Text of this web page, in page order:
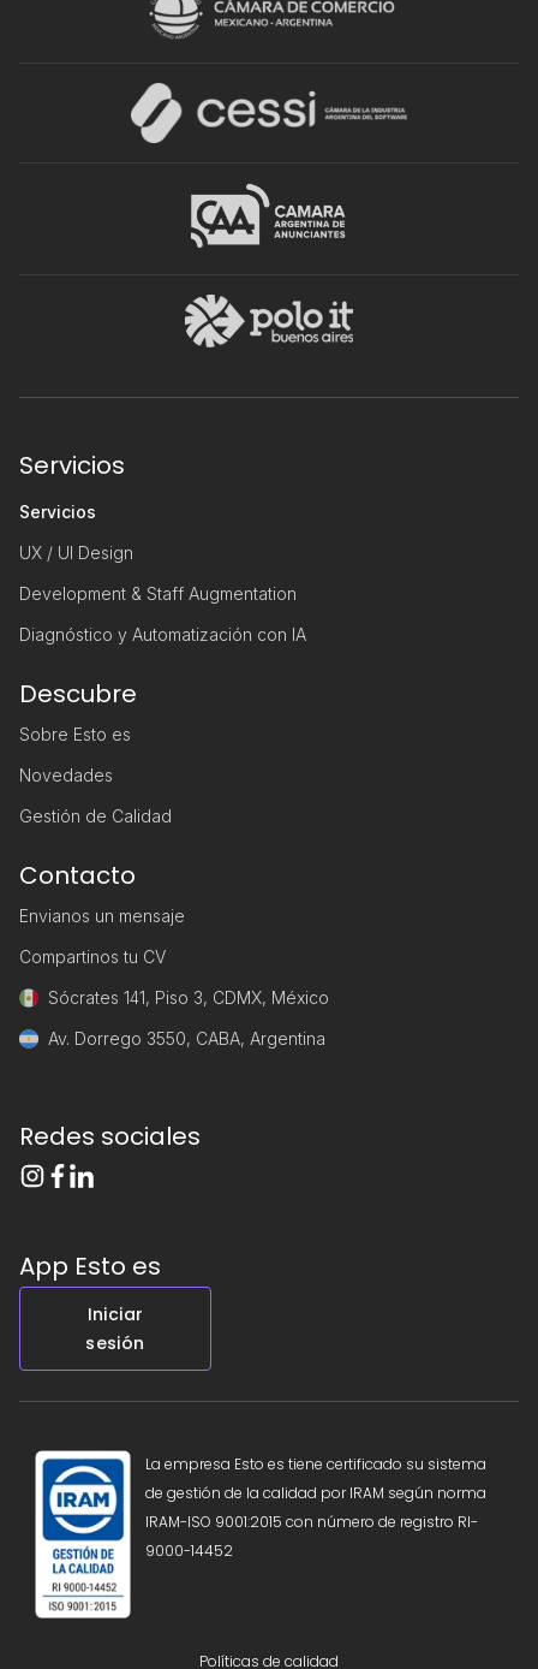
Servicios
Servicios
UX / UI Design
Development & Staff Augmentation
Diagnóstico y Automatización con IA
Descubre
Sobre Esto es
Novedades
Gestión de Calidad
Contacto
Envianos un mensaje
Compartinos tu CV
Sócrates 141, Piso 3, CDMX, México
Av. Dorrego 3550, CABA, Argentina
Redes sociales
App Esto es
Iniciar
sesión
La empresa Esto es tiene certificado su sistema
de gestión de la calidad por IRAM según norma
IRAM-ISO 9001:2015 con número de registro RI-
9000-14452
Políticas de calidad